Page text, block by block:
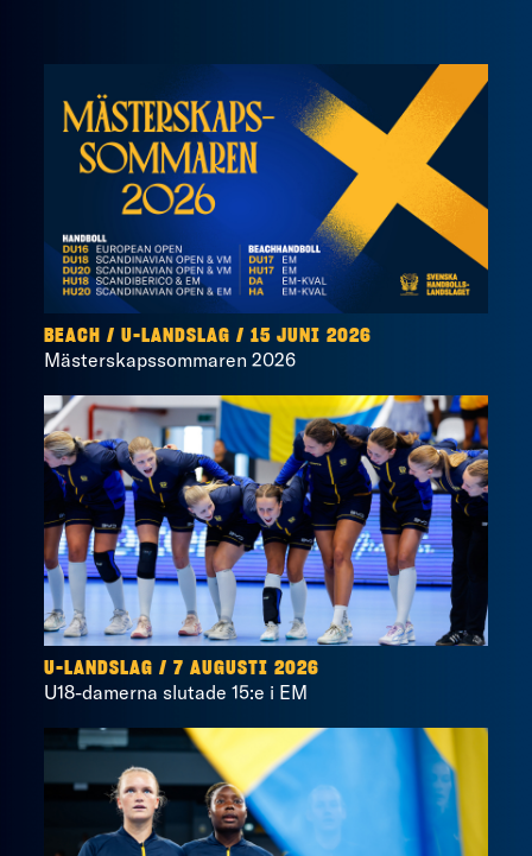
BEACH / U-LANDSLAG / 15 JUNI 2026
Mästerskapssommaren 2026
U-LANDSLAG / 7 AUGUSTI 2026
U18-damerna slutade 15:e i EM